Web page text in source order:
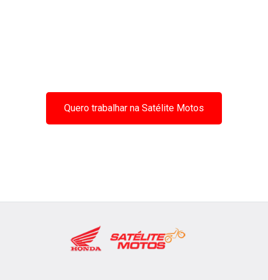
Quero trabalhar na Satélite Motos